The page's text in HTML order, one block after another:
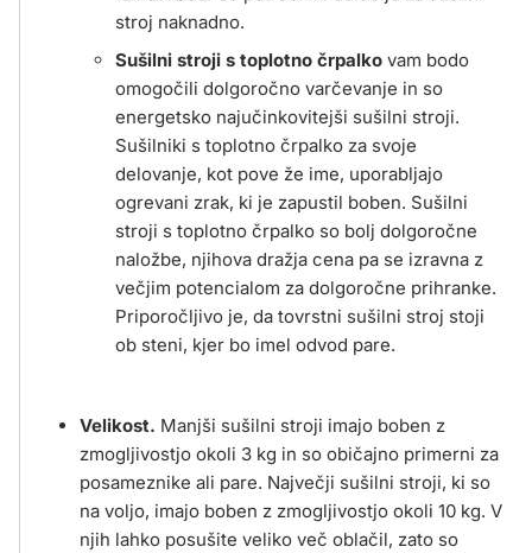
stroj naknadno.
Sušilni stroji s toplotno črpalko vam bodo
omogočili dolgoročno varčevanje in so
energetsko najučinkovitejši sušilni stroji.
Sušilniki s toplotno črpalko za svoje
delovanje, kot pove že ime, uporabljajo
ogrevani zrak, ki je zapustil boben. Sušilni
stroji s toplotno črpalko so bolj dolgoročne
naložbe, njihova dražja cena pa se izravna z
večjim potencialom za dolgoročne prihranke.
Priporočljivo je, da tovrstni sušilni stroj stoji
ob steni, kjer bo imel odvod pare.
Velikost. Manjši sušilni stroji imajo boben z
zmogljivostjo okoli 3 kg in so običajno primerni za
posameznike ali pare. Največji sušilni stroji, ki so
na voljo, imajo boben z zmogljivostjo okoli 10 kg. V
njih lahko posušite veliko več oblačil, zato so